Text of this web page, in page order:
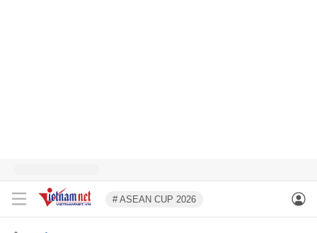
# ASEAN CUP 2026